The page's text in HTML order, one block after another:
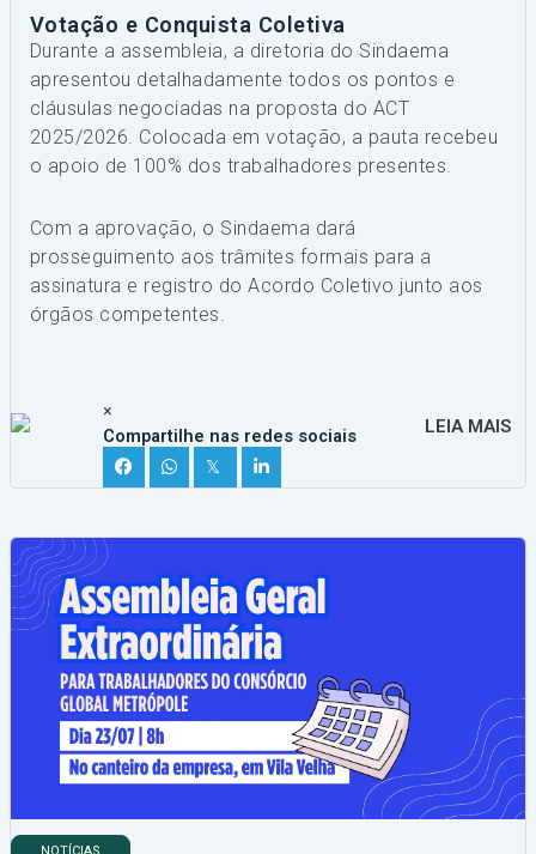
Votação e Conquista Coletiva
Durante a assembleia, a diretoria do Sindaema
apresentou detalhadamente todos os pontos e
cláusulas negociadas na proposta do ACT
2025/2026. Colocada em votação, a pauta recebeu
o apoio de 100% dos trabalhadores presentes.
Com a aprovação, o Sindaema dará
prosseguimento aos trâmites formais para a
assinatura e registro do Acordo Coletivo junto aos
órgãos competentes.
×
Compartilhe nas redes sociais
𝕏
LEIA MAIS
NOTÍCIAS